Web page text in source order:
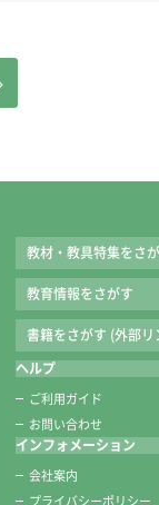
教材・教具特集をさ
教育情報をさがす
書籍をさがす (外部リ
ヘルプ
ご利用ガイド
お問い合わせ
インフォメーション
会社案内
プライバシーポリシー